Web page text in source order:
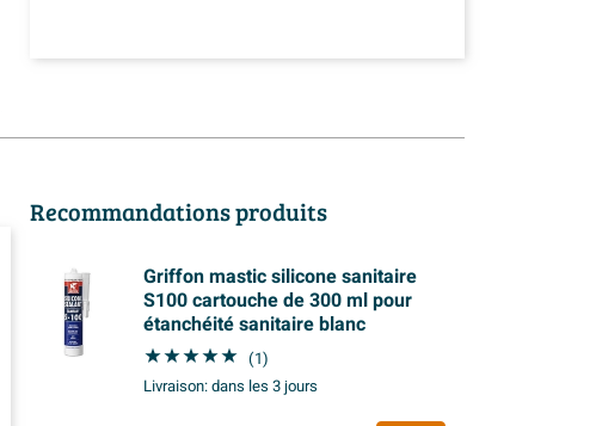
Recommandations produits
Griffon mastic silicone sanitaire
S100 cartouche de 300 ml pour
étanchéité sanitaire blanc
(1)
Livraison:dans les 3 jours